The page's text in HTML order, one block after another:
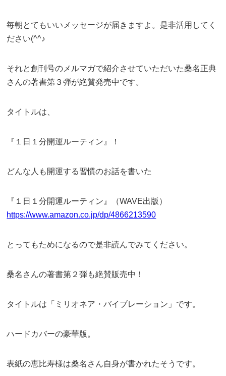
毎朝とてもいいメッセージが届きますよ。是非活用してく
ださい(^^♪
それと創刊号のメルマガで紹介させていただいた桑名正典
さんの著書第３弾が絶賛発売中です。
タイトルは、
『１日１分開運ルーティン』！
どんな人も開運する習慣のお話を書いた
『１日１分開運ルーティン』（WAVE出版）
https://www.amazon.co.jp/dp/4866213590
とってもためになるので是非読んでみてください。
桑名さんの著書第２弾も絶賛販売中！
タイトルは「ミリオネア・バイブレーション」です。
ハードカバーの豪華版。
表紙の恵比寿様は桑名さん自身が書かれたそうです。